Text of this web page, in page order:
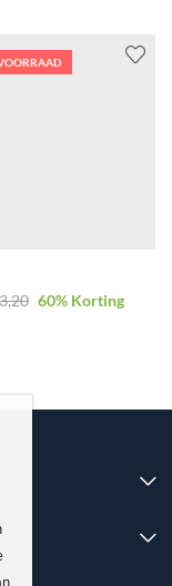
3,20 60% Korting